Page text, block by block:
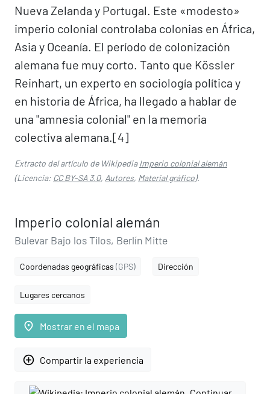
Nueva Zelanda y Portugal. Este «modesto»
imperio colonial controlaba colonias en África,
Asia y Oceanía. El período de colonización
alemana fue muy corto. Tanto que Kössler
Reinhart, un experto en sociología política y
en historia de África, ha llegado a hablar de
una "amnesia colonial" en la memoria
colectiva alemana.[4]​
Extracto del artículo de WikipediaImperio colonial alemán
(Licencia: CC BY-SA 3.0, Autores, Material gráfico).
Imperio colonial alemán
Bulevar Bajo los Tilos, Berlín Mitte
Coordenadas geográficas (GPS) Dirección
Lugares cercanos
place Mostrar en el mapa
add_circle_outline Compartir la experiencia